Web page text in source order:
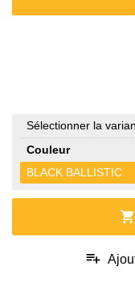
Sélectionner la
Couleur
BLACK BALLISTIC
shopping_cart
playlist_add